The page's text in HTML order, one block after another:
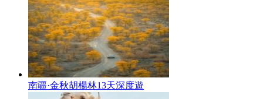
南疆·金秋胡楊林13天深度遊